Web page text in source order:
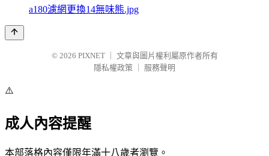
a180濾網更換14無味熊.jpg
© 2026 PIXNET
文章與圖片權利屬原作者所有
隱私權政策
服務聲明
⚠️
成人內容提醒
本部落格內容僅限年滿十八歲者瀏覽。